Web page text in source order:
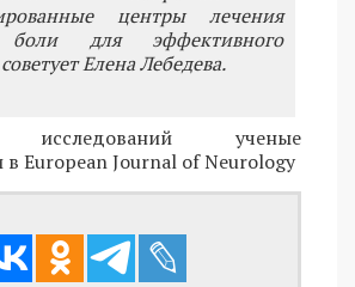
центры лечения
боли для эффективного
Елена Лебедева.
исследований ученые
в European Journal of Neurology